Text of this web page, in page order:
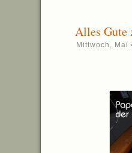
Alles
Mittwoch, Mai